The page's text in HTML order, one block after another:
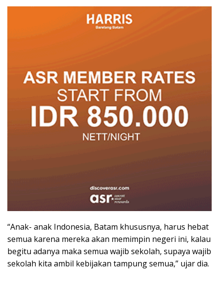
“Anak- anak Indonesia, Batam khususnya, harus hebat
semua karena mereka akan memimpin negeri ini, kalau
begitu adanya maka semua wajib sekolah, supaya wajib
sekolah kita ambil kebijakan tampung semua,” ujar dia.